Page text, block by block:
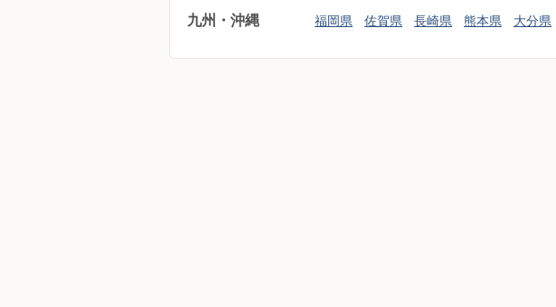
九州・沖縄 福岡県 佐賀県 長崎県 熊本県 大分県